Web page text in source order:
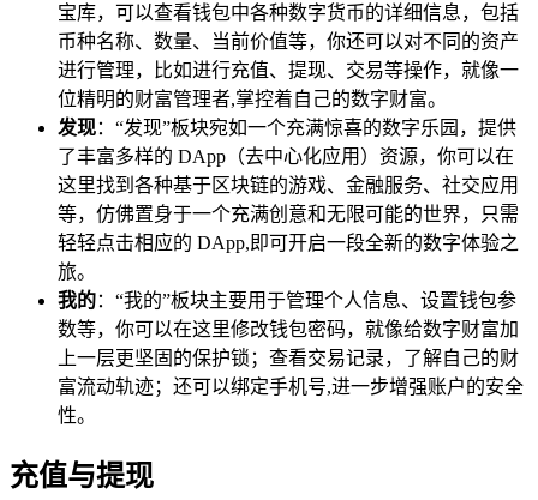
宝库，可以查看钱包中各种数字货币的详细信息，包括
币种名称、数量、当前价值等，你还可以对不同的资产
进行管理，比如进行充值、提现、交易等操作，就像一
位精明的财富管理者,掌控着自己的数字财富。
发现：“发现”板块宛如一个充满惊喜的数字乐园，提供
了丰富多样的 DApp（去中心化应用）资源，你可以在
这里找到各种基于区块链的游戏、金融服务、社交应用
等，仿佛置身于一个充满创意和无限可能的世界，只需
轻轻点击相应的 DApp,即可开启一段全新的数字体验之
旅。
我的：“我的”板块主要用于管理个人信息、设置钱包参
数等，你可以在这里修改钱包密码，就像给数字财富加
上一层更坚固的保护锁；查看交易记录，了解自己的财
富流动轨迹；还可以绑定手机号,进一步增强账户的安全
性。
充值与提现